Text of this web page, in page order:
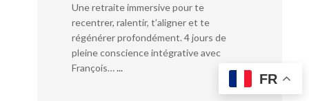
Une retraite immersive pour te
recentrer, ralentir, t’aligner et te
régénérer profondément. 4 jours de
pleine conscience intégrative avec
François…...
FR